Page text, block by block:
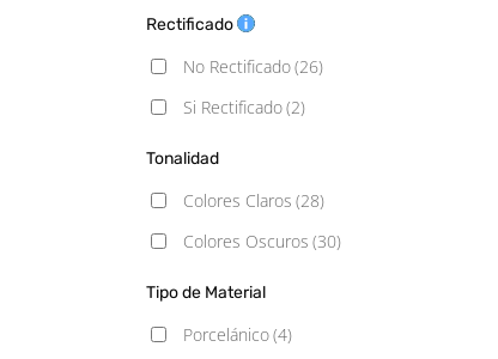
10x30 (4)
(2)
13x13
(1)
31.1x31.1(1)
33.3X33.3(1)
Rectificado
No Rectificado(26)
Si Rectificado(2)
Tonalidad
Colores Claros (28)
Colores Oscuros (30)
Tipo de Material
Porcelánico(4)